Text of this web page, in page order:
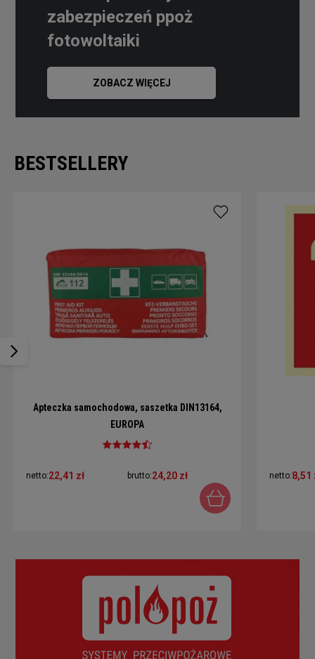
zabezpieczeń ppoż
fotowoltaiki
ZOBACZ WIĘCEJ
BESTSELLERY
Apteczka samochodowa, saszetka DIN13164,
EUROPA
netto:22,41 zł brutto:24,20 zł netto:8,51